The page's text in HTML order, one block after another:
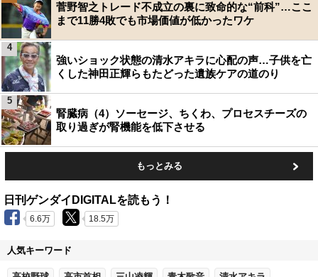
菅野智之トレード不成立の裏に致命的な“前科”…ここ
まで11勝4敗でも市場価値が低かったワケ
強いショック状態の清水アキラに心配の声…子供を亡
くした神田正輝らもたどった遺族ケアの道のり
4
腎臓病（4）ソーセージ、ちくわ、プロセスチーズの
取り過ぎが腎機能を低下させる
5
もっとみる
日刊ゲンダイDIGITALを読もう！
6.6万 18.5万
人気キーワード